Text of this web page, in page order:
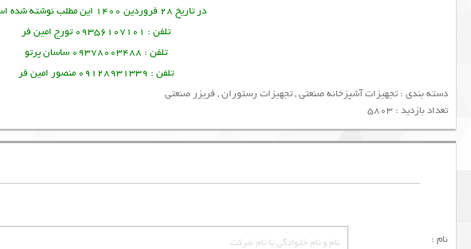
در تاریخ 28 فروردین 1400 این مطلب نوشته شده است.
تلفن : 09356107101 تورج امین فر
تلفن : 09378003488 ساسان پرتو
تلفن : 09128931339 منصور امین فر
دسته بندی :تجهیزات آشپزخانه صنعتی,تجهیزات رستوران, فریزر صنعتی
تعداد بازدید : 5803
نام :